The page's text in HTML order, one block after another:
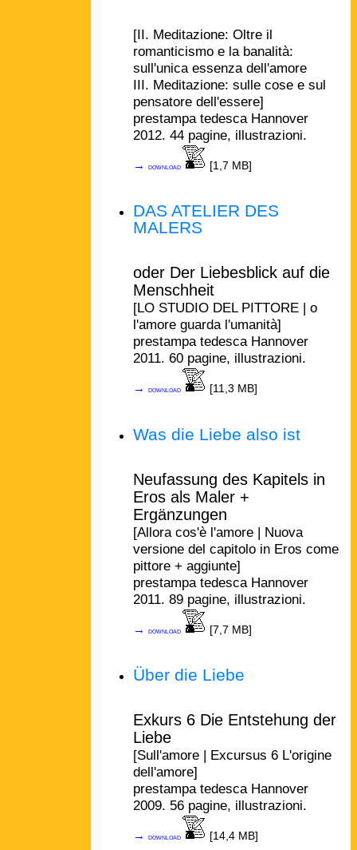
[II. Meditazione: Oltre il
romanticismo e la banalità:
sull'unica essenza dell'amore
III. Meditazione: sulle cose e sul
pensatore dell'essere]
prestampa tedesca Hannover
2012. 44 pagine, illustrazioni.
→download [1,7 MB]
DAS ATELIER DES
MALERS
oder Der Liebesblick auf die
Menschheit
[LO STUDIO DEL PITTORE | o
l'amore guarda l'umanità]
prestampa tedesca Hannover
2011. 60 pagine, illustrazioni.
→download [11,3 MB]
Was die Liebe also ist
Neufassung des Kapitels in
Eros als Maler +
Ergänzungen
[Allora cos'è l'amore | Nuova
versione del capitolo in Eros come
pittore + aggiunte]
prestampa tedesca Hannover
2011. 89 pagine, illustrazioni.
→download [7,7 MB]
Über die Liebe
Exkurs 6 Die Entstehung der
Liebe
[Sull'amore | Excursus 6 L'origine
dell'amore]
prestampa tedesca Hannover
2009. 56 pagine, illustrazioni.
→download [14,4 MB]